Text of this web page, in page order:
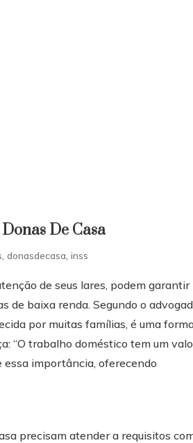
De Casa
donasdecasa inss
de seus lares, podem garantir
de baixa renda. Segundo o
por muitas famílias, é uma
“O trabalho doméstico tem um
essa importância, oferecendo
precisam atender a requisitos